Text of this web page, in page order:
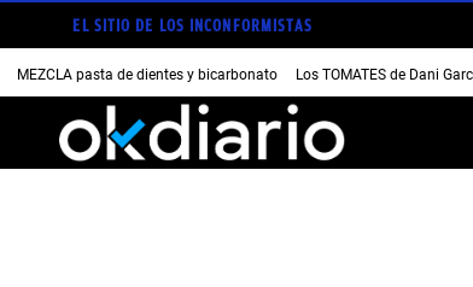
EL SITIO DE LOS INCONFORMISTAS
MEZCLA pasta de dientes y bicarbonato Los TOMATES de Dani